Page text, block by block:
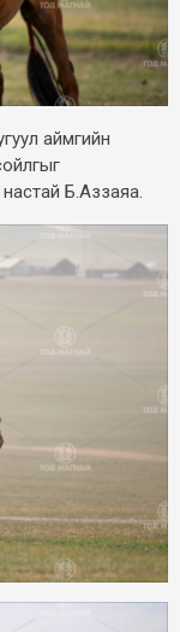
аймгийн
Б.Аззаяа.